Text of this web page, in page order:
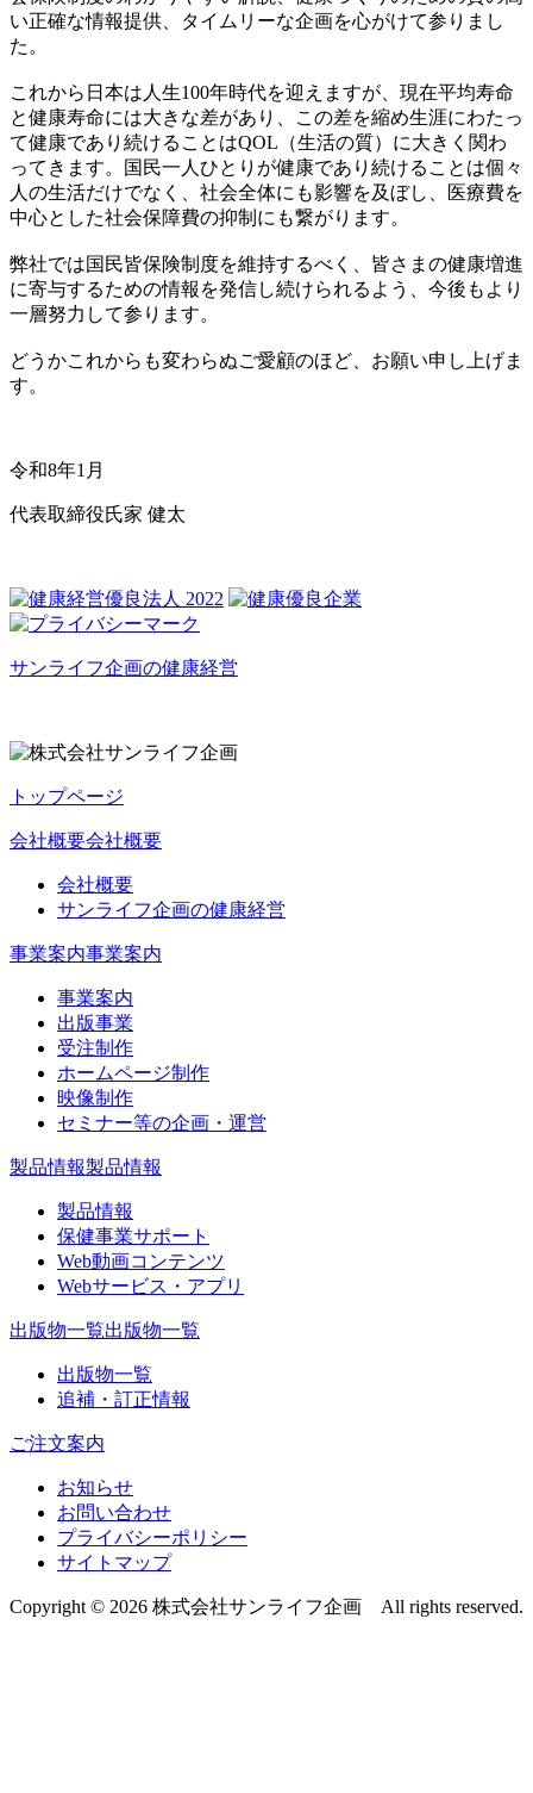
い正確な情報提供、タイムリーな企画を心がけて参りまし
た。
これから日本は人生100年時代を迎えますが、現在平均寿命
と健康寿命には大きな差があり、この差を縮め生涯にわたっ
て健康であり続けることはQOL（生活の質）に大きく関わ
ってきます。国民一人ひとりが健康であり続けることは個々
人の生活だけでなく、社会全体にも影響を及ぼし、医療費を
中心とした社会保障費の抑制にも繋がります。
弊社では国民皆保険制度を維持するべく、皆さまの健康増進
に寄与するための情報を発信し続けられるよう、今後もより
一層努力して参ります。
どうかこれからも変わらぬご愛顧のほど、お願い申し上げま
す。
令和8年1月
代表取締役氏家 健太
サンライフ企画の健康経営
トップページ
会社概要会社概要
会社概要
サンライフ企画の健康経営
事業案内事業案内
事業案内
出版事業
受注制作
ホームページ制作
映像制作
セミナー等の企画・運営
製品情報製品情報
製品情報
保健事業サポート
Web動画コンテンツ
Webサービス・アプリ
出版物一覧出版物一覧
出版物一覧
追補・訂正情報
ご注文案内
お知らせ
お問い合わせ
プライバシーポリシー
サイトマップ
Copyright © 2026 株式会社サンライフ企画 All rights reserved.